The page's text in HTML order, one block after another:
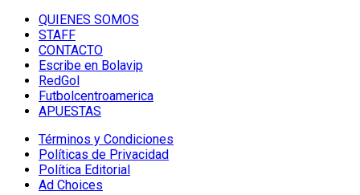
QUIENES SOMOS
STAFF
CONTACTO
Escribe en Bolavip
RedGol
Futbolcentroamerica
APUESTAS
Términos y Condiciones
Políticas de Privacidad
Política Editorial
Ad Choices